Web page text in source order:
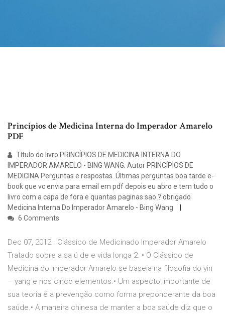
Princípios de Medicina Interna do Imperador Amarelo
PDF
Título do livro PRINCÍPIOS DE MEDICINA INTERNA DO
IMPERADOR AMARELO - BING WANG; Autor PRINCÍPIOS DE
MEDICINA Perguntas e respostas. Últimas perguntas boa tarde e-
book que vc envia para email em pdf depois eu abro e tem tudo o
livro com a capa de fora e quantas paginas sao ? obrigado
Medicina Interna Do Imperador Amarelo - Bing Wang
6 Comments
Dec 07, 2012 · Clássico de Medicinado Imperador Amarelo
Tratado sobre a sa ú de e vida longa 2. • O Clássico de
Medicina do Imperador Amarelo se baseia na filosofia do yin
– yang e nos cinco elementos.• Um aspecto importante de
sua teoria é a prevenção como forma preponderante da boa
saúde.• A maneira chinesa de manter a boa saúde diz que o